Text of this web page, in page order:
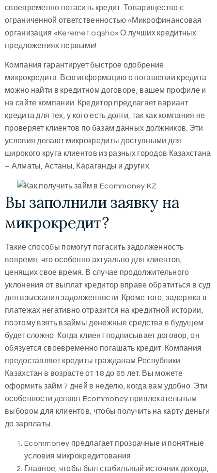
своевременно погасить кредит. Товарищество с
ограниченной ответственностью «Микрофинансовая
организация «Keremet aqsha» О лучших кредитных
предложениях первыми!
Компания гарантирует быстрое одобрение
микрокредита. Всю информацию о погашении кредита
можно найти в кредитном договоре, вашем профиле и
на сайте компании. Кредитор предлагает вариант
кредита для тех, у кого есть долги, так как компания не
проверяет клиентов по базам данных должников. Эти
условия делают микрокредиты доступными для
широкого круга клиентов из разных городов Казахстана
– Алматы, Астаны, Караганды и других.
Вы заполнили заявку на
микрокредит?
Такие способы помогут погасить задолженность
вовремя, что особенно актуально для клиентов,
ценящих свое время. В случае продолжительного
уклонения от выплат кредитор вправе обратиться в суд
для взыскания задолженности. Кроме того, задержка в
платежах негативно отразится на кредитной истории,
поэтому взять взаймы денежные средства в будущем
будет сложно. Когда клиент подписывает договор, он
обязуется своевременно погашать кредит. Компания
предоставляет кредиты гражданам Республики
Казахстан в возрасте от 18 до 65 лет. Вы можете
оформить займ 7 дней в неделю, когда вам удобно. Эти
особенности делают Ecommoney привлекательным
выбором для клиентов, чтобы получить на карту деньги
до зарплаты.
Ecommoney предлагает прозрачные и понятные
условия микрокредитования.
Главное, чтобы был стабильный источник дохода,